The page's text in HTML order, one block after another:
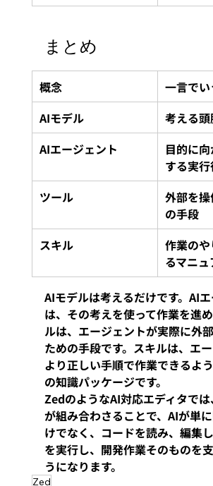
まとめ
概念
一言でい
AIモデル
考える
AIエージェント
目的に
する実
ツール
外部を
の手段
スキル
作業の
るマニ
AIモデルは考えるだけです。AI
は、その考えを使って作業を進
ルは、エージェントが実際に外
ための手段です。スキルは、エ
より正しい手順で作業できるよ
の知識パッケージです。
ZedのようなAI対応エディタで
が組み合わさることで、AIが単
けでなく、コードを読み、編集
を実行し、開発作業そのものを
うになります。
Zed